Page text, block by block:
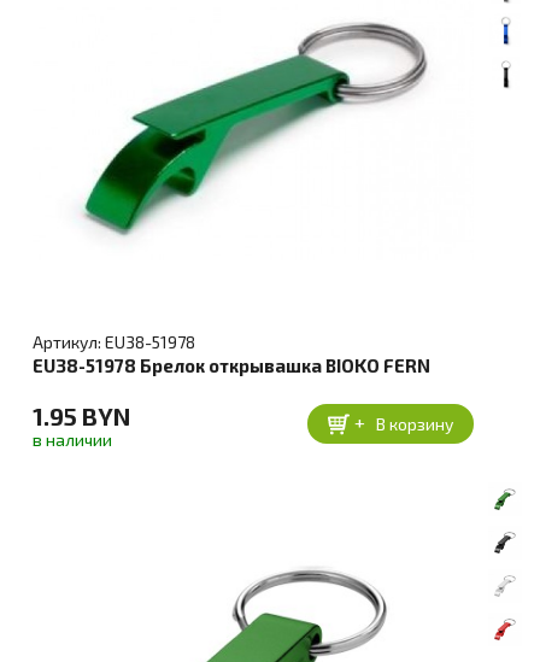
Артикул: EU38-51978
EU38-51978 Брелок открывашка BIOKO FERN
1.95 BYN
в наличии
+ В корзину